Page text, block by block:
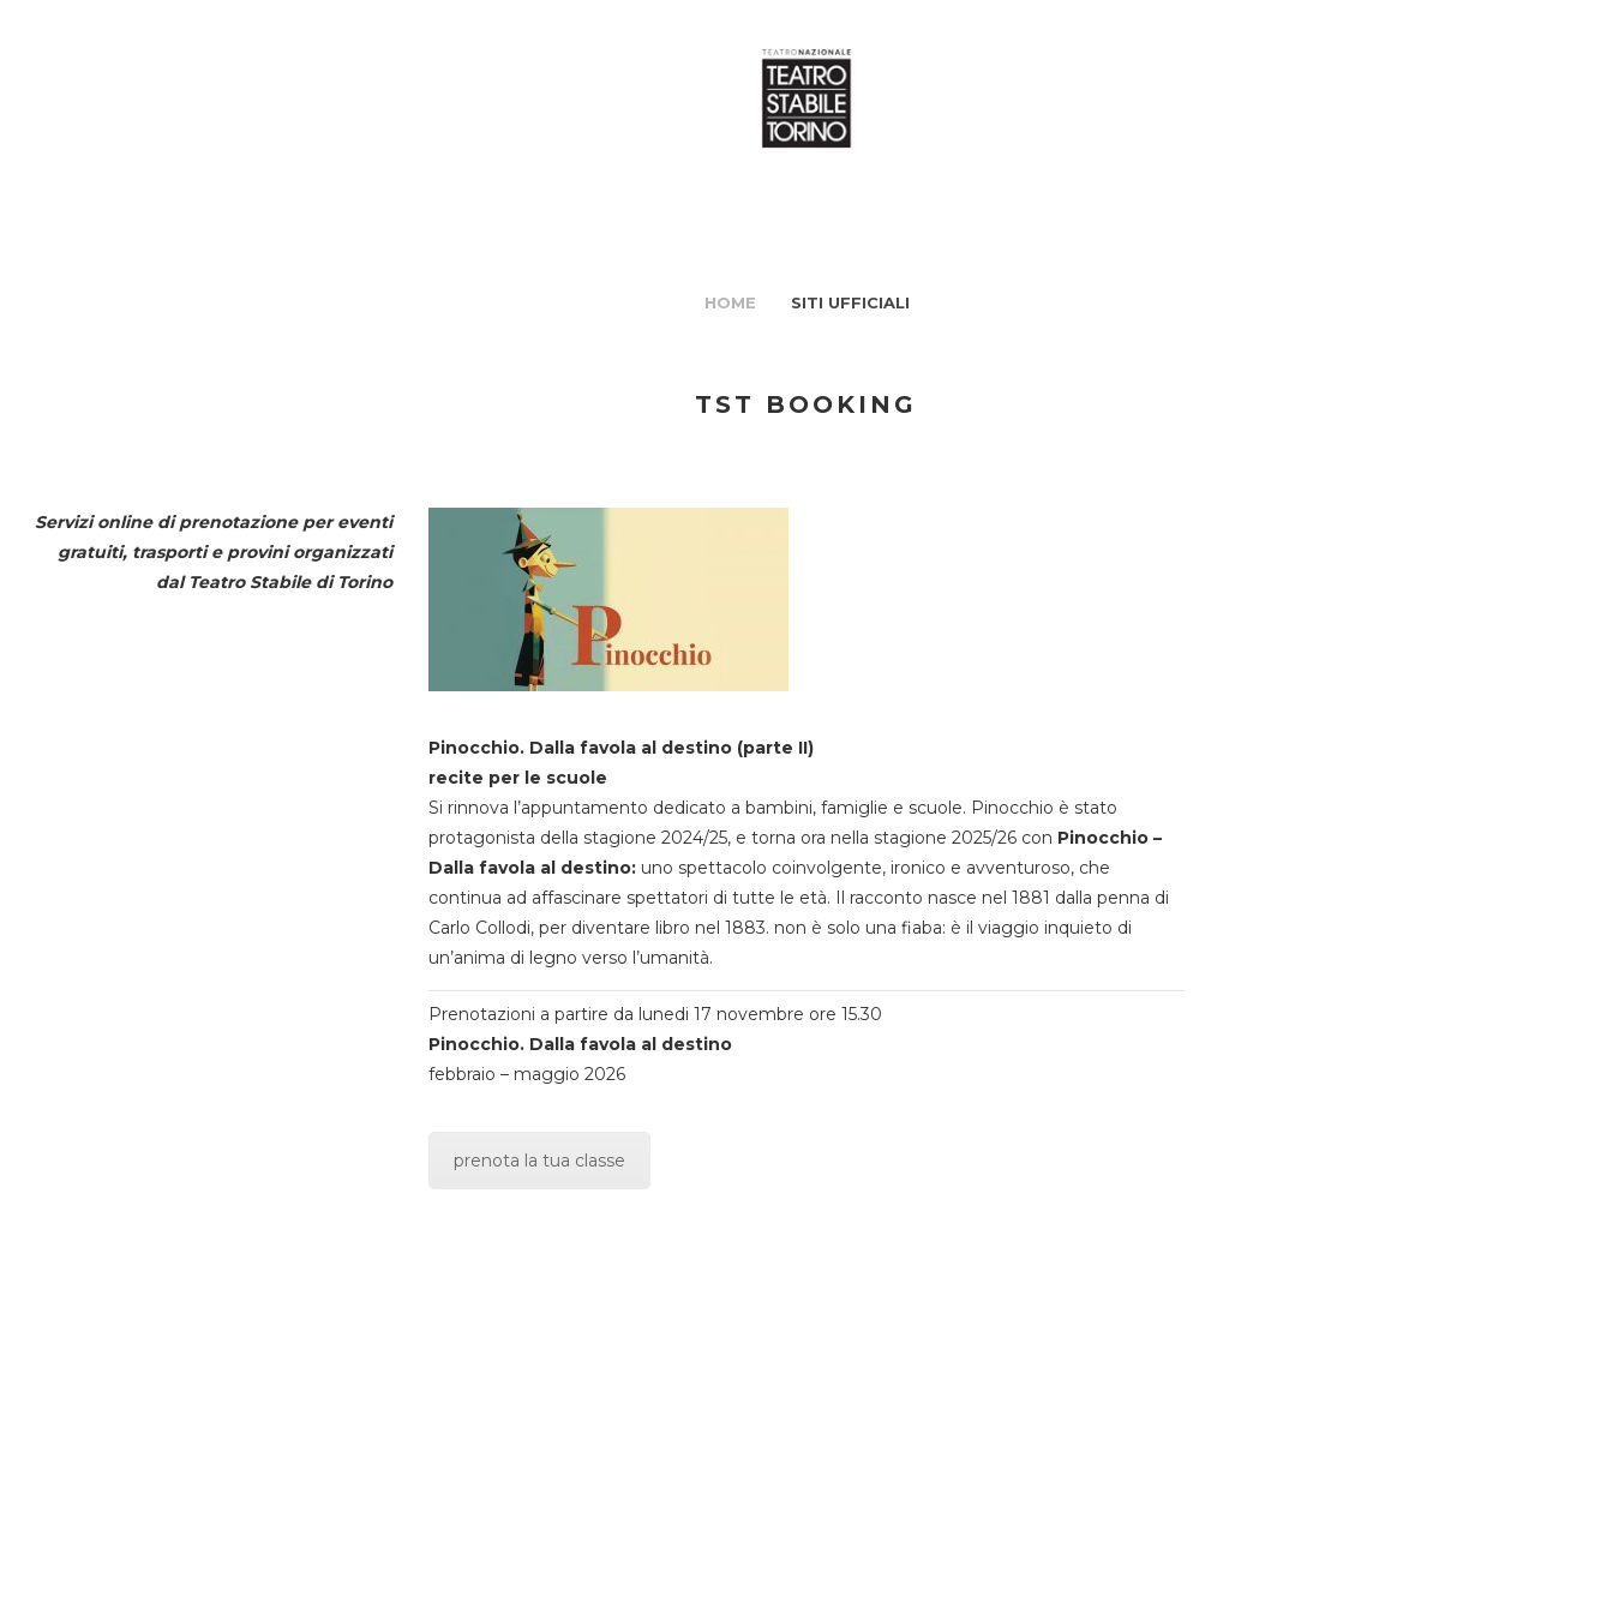
HOME SITI UFFICIALI
TST BOOKING
Servizi online di prenotazione per eventi
gratuiti, trasporti e provini organizzati
dal Teatro Stabile di Torino
Pinocchio. Dalla favola al destino (parte II)
recite per le scuole
Si rinnova l’appuntamento dedicato a bambini, famiglie e scuole. Pinocchio è stato
protagonista della stagione 2024/25, e torna ora nella stagione 2025/26 con Pinocchio –
Dalla favola al destino:uno spettacolo coinvolgente, ironico e avventuroso, che
continua ad affascinare spettatori di tutte le età. Il racconto nasce nel 1881 dalla penna di
Carlo Collodi, per diventare libro nel 1883. non è solo una fiaba: è il viaggio inquieto di
un’anima di legno verso l’umanità.
Prenotazioni a partire da lunedi 17 novembre ore 15.30
Pinocchio. Dalla favola al destino
febbraio – maggio 2026
prenota la tua classe